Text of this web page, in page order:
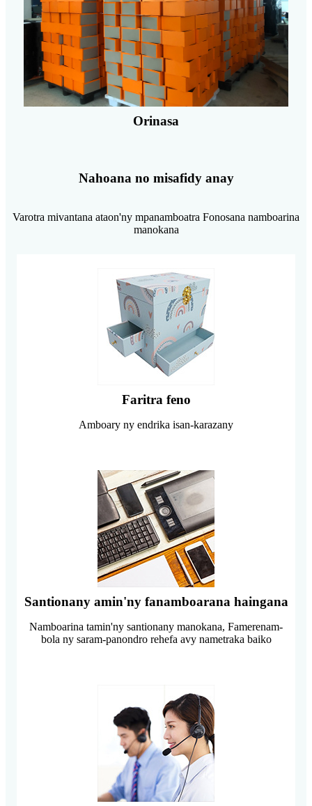
Orinasa
Nahoana no misafidy anay
Varotra mivantana ataon'ny mpanamboatra Fonosana namboarina
manokana
Faritra feno
Amboary ny endrika isan-karazany
Santionany amin'ny fanamboarana haingana
Namboarina tamin'ny santionany manokana, Famerenam-
bola ny saram-panondro rehefa avy nametraka baiko